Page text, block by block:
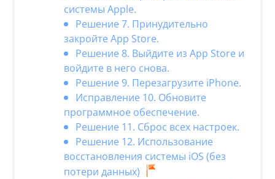
системы Apple.
Решение 7. Принудительно
закройте App Store.
Решение 8. Выйдите из App Store и
войдите в него снова.
Решение 9. Перезагрузите iPhone.
Исправление 10. Обновите
программное обеспечение.
Решение 11. Сброс всех настроек.
Решение 12. Использование
восстановления системы iOS (без
потери данных)